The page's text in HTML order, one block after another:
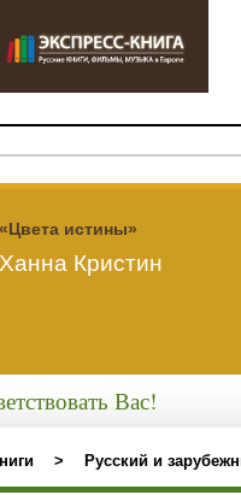
«Цвета истины»
Ханна Кристин
Вас!
> Русский и